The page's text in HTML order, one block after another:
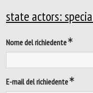
state actors:
Nome del richiedente
E-mail del richiedente